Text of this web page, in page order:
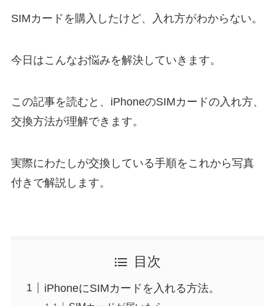
SIMカードを購入したけど、入れ方がわからない。
今日はこんなお悩みを解決していきます。
この記事を読むと、iPhoneのSIMカードの入れ方、
交換方法が理解できます。
実際にわたしが交換している手順をこれから写真
付きで解説します。
目次
iPhoneにSIMカードを入れる方法。